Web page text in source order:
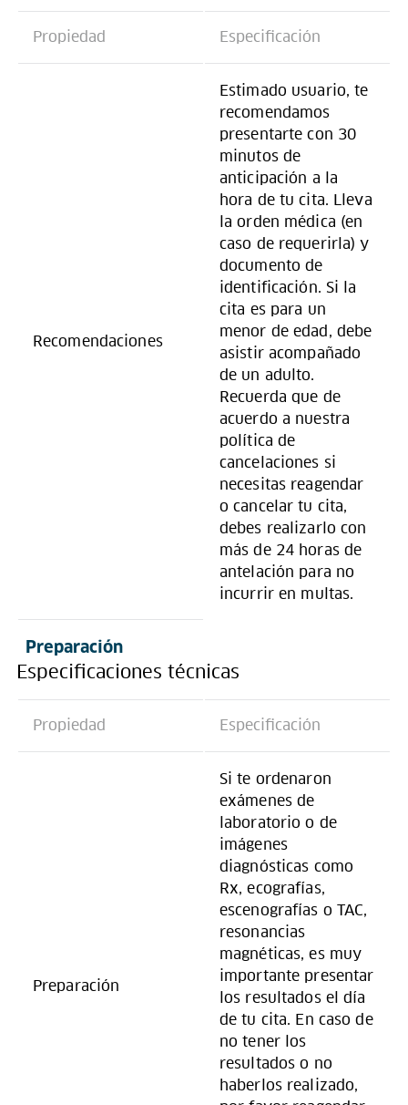
Propiedad Especificación
Recomendaciones
Estimado usuario, te
recomendamos
presentarte con 30
minutos de
anticipación a la
hora de tu cita. Lleva
la orden médica (en
caso de requerirla) y
documento de
identificación. Si la
cita es para un
menor de edad, debe
asistir acompañado
de un adulto.
Recuerda que de
acuerdo a nuestra
política de
cancelaciones si
necesitas reagendar
o cancelar tu cita,
debes realizarlo con
más de 24 horas de
antelación para no
incurrir en multas.
Preparación
Especificaciones técnicas
Propiedad Especificación
Preparación
Si te ordenaron
exámenes de
laboratorio o de
imágenes
diagnósticas como
Rx, ecografías,
escenografías o TAC,
resonancias
magnéticas, es muy
importante presentar
los resultados el día
de tu cita. En caso de
no tener los
resultados o no
haberlos realizado,